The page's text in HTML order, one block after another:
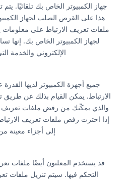
جهاز الكمبيوتر الخاص بك تلقائيًا.
هذا على القرص الصلب لجهاز
ملفات تعريف الارتباط على معلومات
لجهاز الكمبيوتر الخاص بك. إنها
الإلكتروني والخدمة
جميع أجهزة الكمبيوتر لديها
الارتباط. يمكن القيام بذلك عن
والذي يمكّنك من رفض ملفات تعريف
إذا اخترت رفض ملفات تعريف
إلى أجزاء معينة
قد يستخدم المعلنون أيضًا ملفات
التحكم فيها. سيتم تنزيل ملفات